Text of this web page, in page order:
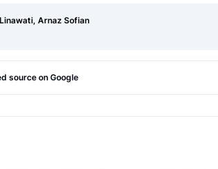
Arnaz Sofian
source on Google